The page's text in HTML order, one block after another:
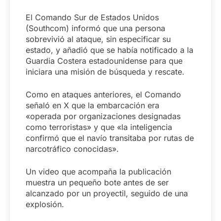
El Comando Sur de Estados Unidos
(Southcom) informó que una persona
sobrevivió al ataque, sin especificar su
estado, y añadió que se había notificado a la
Guardia Costera estadounidense para que
iniciara una misión de búsqueda y rescate.
Como en ataques anteriores, el Comando
señaló en X que la embarcación era
«operada por organizaciones designadas
como terroristas» y que «la inteligencia
confirmó que el navío transitaba por rutas de
narcotráfico conocidas».
Un video que acompaña la publicación
muestra un pequeño bote antes de ser
alcanzado por un proyectil, seguido de una
explosión.